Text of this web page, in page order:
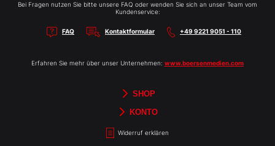
Bei Fragen nutzen Sie bitte unsere FAQ oder wenden Sie sich an unser Team vom
Kundenservice:
FAQ Kontaktformular +49 9221 9051 - 110
Erfahren Sie mehr über unser Unternehmen: www.boersenmedien.com
SHOP
Börsenbriefe
Aktien-Reports
HEBELTRADER
TradingDay
Newsletter
Merchandise
Gutscheine
KONTO
Widerruf erklären